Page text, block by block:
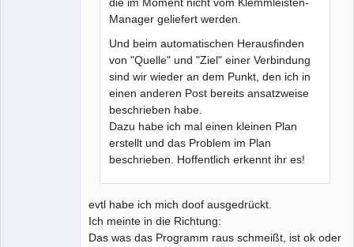
Manager geliefert werden.
Und beim automatischen Herausfinden
von "Quelle" und "Ziel" einer Verbindung
sind wir wieder an dem Punkt, den ich in
einen anderen Post bereits ansatzweise
beschrieben habe.
Dazu habe ich mal einen kleinen Plan
erstellt und das Problem im Plan
beschrieben. Hoffentlich erkennt ihr es!
evtl habe ich mich doof ausgedrückt.
Ich meinte in die Richtung:
Das was das Programm raus schmeißt, ist ok oder